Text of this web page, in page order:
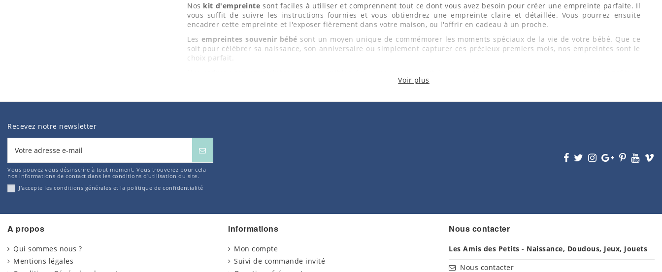
Nos kit d'empreinte sont faciles à utiliser et comprennent tout ce dont vous avez besoin pour créer une empreinte parfaite. Il
vous suffit de suivre les instructions fournies et vous obtiendrez une empreinte claire et détaillée. Vous pourrez ensuite
encadrer cette empreinte et l'exposer fièrement dans votre maison, ou l'offrir en cadeau à un proche.
Les empreintes souvenir bébé sont un moyen unique de commémorer les moments spéciaux de la vie de votre bébé. Que ce
soit pour célébrer sa naissance, son anniversaire ou simplement capturer ces précieux premiers mois, nos empreintes sont le
choix parfait.
tous les décors. Choisissez celui qui convient le mieux à votre style personnel ou à la chambre de votre bébé. Vous pourrez
pour votre propre bébé, nos
choisir celle qui vous plaît.
Voir plus
Recevez notre newsletter
Vous pouvez vous désinscrire à tout moment. Vous trouverez pour cela
nos informations de contact dans les conditions d'utilisation du site.
J'accepte les conditions générales et la politique de confidentialité
A propos
Qui sommes nous ?
Mentions légales
Informations
Mon compte
Suivi de commande invité
Nous contacter
Les Amis des Petits - Naissance, Doudous, Jeux, Jouets
Nous contacter